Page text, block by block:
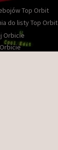
Top Orbit
do listy Top Orbit
Orbicie